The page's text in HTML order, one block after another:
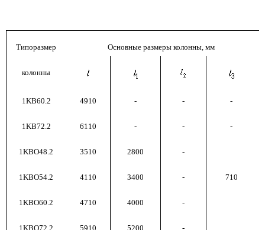
Типоразмер Основные размеры колонны, мм
колонны
1KB60.2 4910 - - -
1KB72.2 6110 - - -
1KBO48.2 3510 2800 -
1KBO54.2 4110 3400 - 710
1KBO60.2 4710 4000 -
1KBO72.2 5910 5200 -